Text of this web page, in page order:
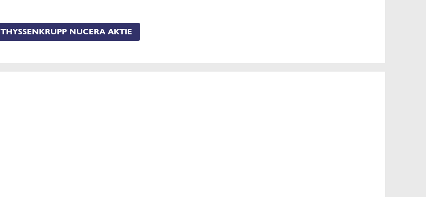
THYSSENKRUPP NUCERA AKTIE